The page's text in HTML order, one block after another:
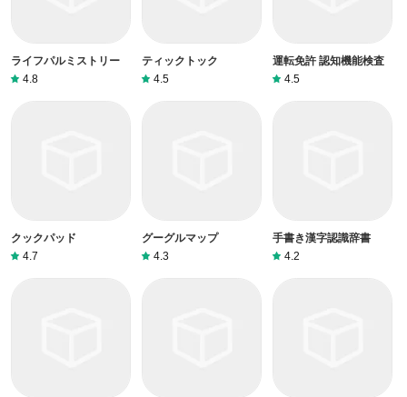
ライフパルミストリー
4.8
ティックトック
4.5
運転免許 認知機能検査
4.5
クックパッド
4.7
グーグルマップ
4.3
手書き漢字認識辞書
4.2